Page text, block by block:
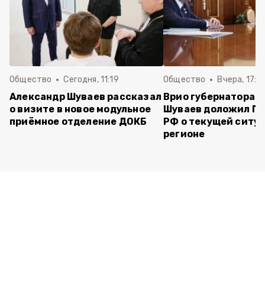
Общество Сегодня, 11:19
Александр Шуваев рассказал
о визите в новое модульное
приёмное отделение ДОКБ
Общество Вчера,
Врио губернатора
Шуваев доложил
РФ о текущей
регионе